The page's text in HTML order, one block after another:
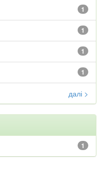
1
1
1
1
далі >
1